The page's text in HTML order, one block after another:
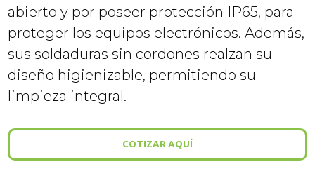
abierto y por poseer protección IP65, para
proteger los equipos electrónicos. Además,
sus soldaduras sin cordones realzan su
diseño higienizable, permitiendo su
limpieza integral.
COTIZAR AQUÍ